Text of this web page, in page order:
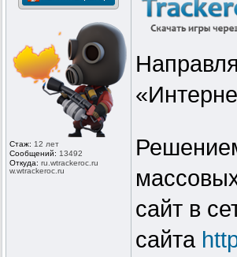
Стаж: 12 лет
Сообщений: 13492
Откуда: ru.wtrackeroc.ru
w.wtrackeroc .ru
сайт в
сайта